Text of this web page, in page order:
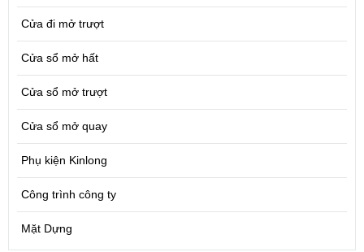
Cửa đi mở trượt
Cửa sổ mở hất
Cửa sổ mở trượt
Cửa sổ mở quay
Phụ kiện Kinlong
Công trình công ty
Mặt Dựng